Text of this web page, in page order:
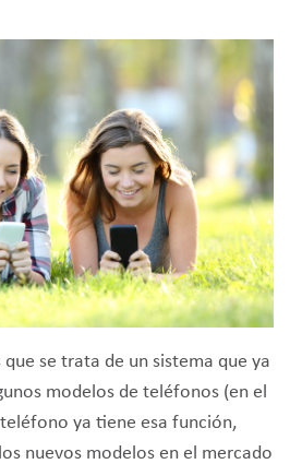
se trata de un sistema que ya
modelos de teléfonos (en el
teléfono ya tiene esa función,
nuevos modelos en el mercado